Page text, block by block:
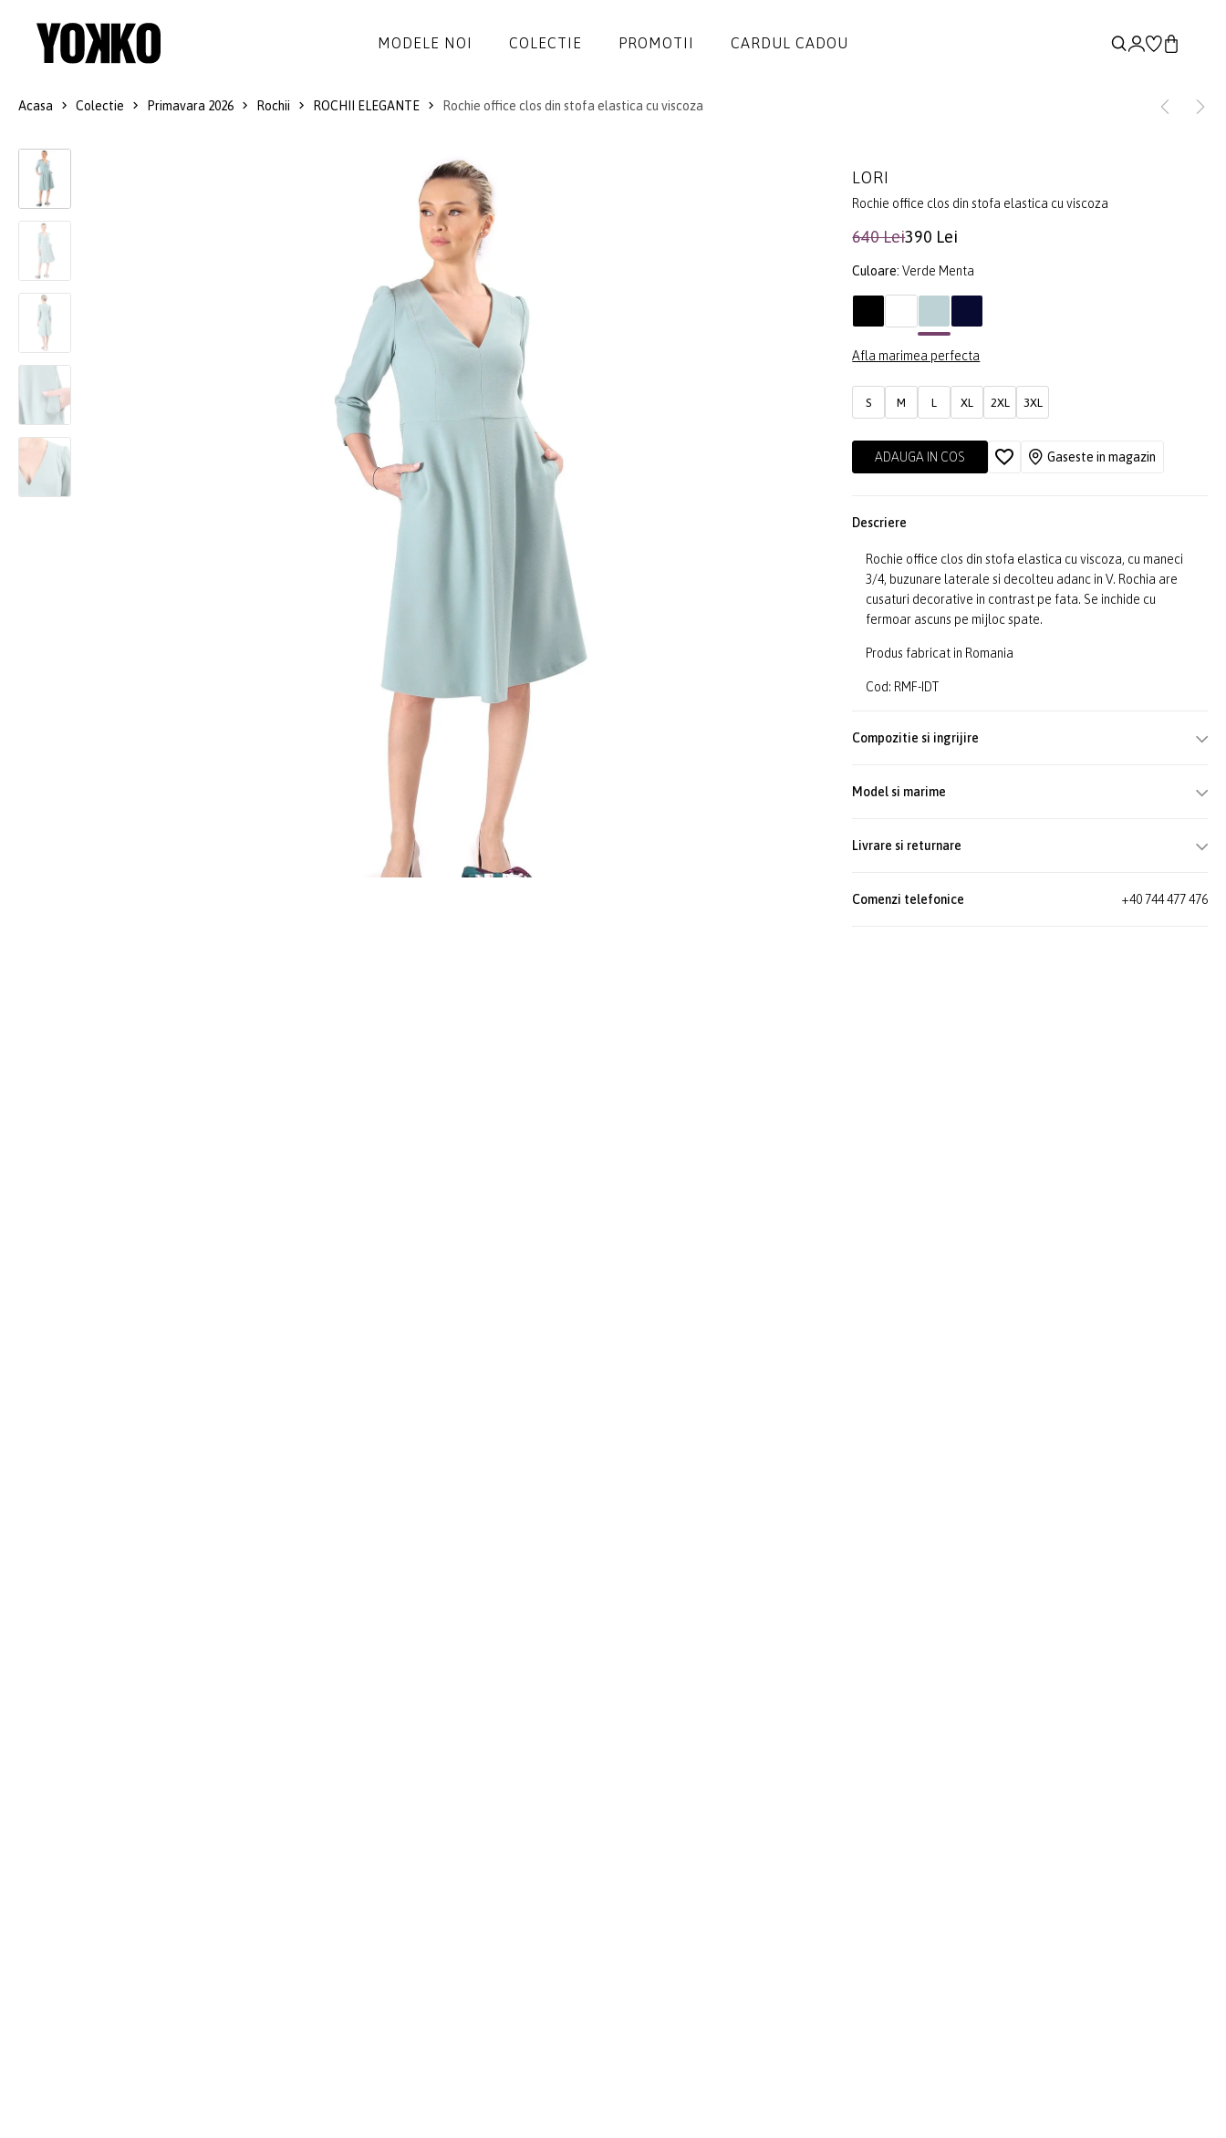
MODELE NOI COLECTIE
LITTLE BLACK DRESS
ROCHII LUNGI
ROCHII DE DANTELA
COSTUME DAMA
IDEI DE CADOURI
SALOPETE
SACOURI
JACHETE
FUSTE
PANTALONI
BLUZE
PROMOTII
ACCESORII
CARDUL CADOU
Acasa Colectie Primavara 2026 Rochii ROCHII ELEGANTE Rochie office clos din stofa elastica cu viscoza
LORI
Rochie office clos din stofa elastica cu viscoza
640 Lei390 Lei
Culoare:Verde Menta
Afla marimea perfecta
S M L XL 2XL 3XL
ADAUGA IN COS Gaseste in magazin
Descriere
Rochie office clos din stofa elastica cu viscoza, cu maneci
3/4, buzunare laterale si decolteu adanc in V. Rochia are
cusaturi decorative in contrast pe fata. Se inchide cu
fermoar ascuns pe mijloc spate.
Produs fabricat in Romania
Cod: RMF-IDT
Compozitie si ingrijire
Model si marime
Livrare si returnare
Comenzi telefonice +40 744 477 476